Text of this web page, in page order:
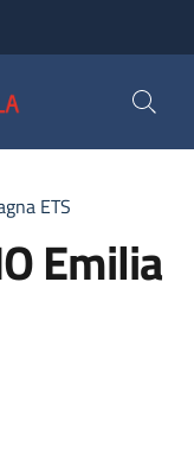
ETS
Emilia